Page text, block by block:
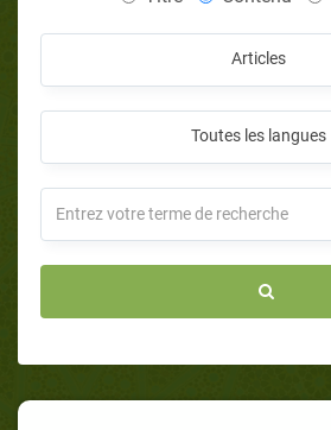
Articles
Toutes les langues